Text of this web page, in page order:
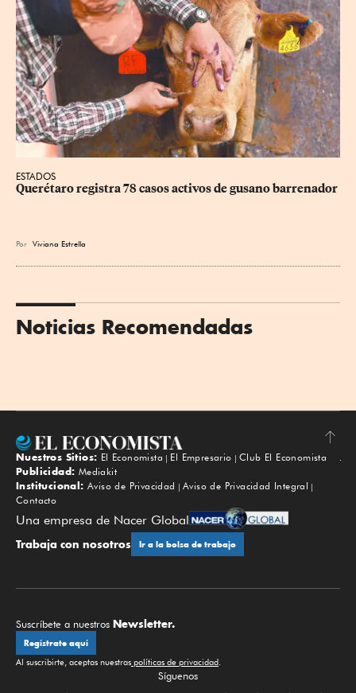
ESTADOS
Querétaro registra 78 casos activos de gusano barrenador
Por Viviana Estrella
Noticias Recomendadas
Subir
Nuestros Sitios: El Economista El Empresario
Club El Economista
Publicidad: Mediakit
Institucional: Aviso de Privacidad
Aviso de Privacidad Integral
Contacto
Una empresa de Nacer Global
Trabaja con nosotros Ir a la bolsa de trabajo
Suscríbete a nuestros Newsletter.
Regístrate aquí
Al suscribirte, aceptas nuestras políticas de privacidad.
Síguenos